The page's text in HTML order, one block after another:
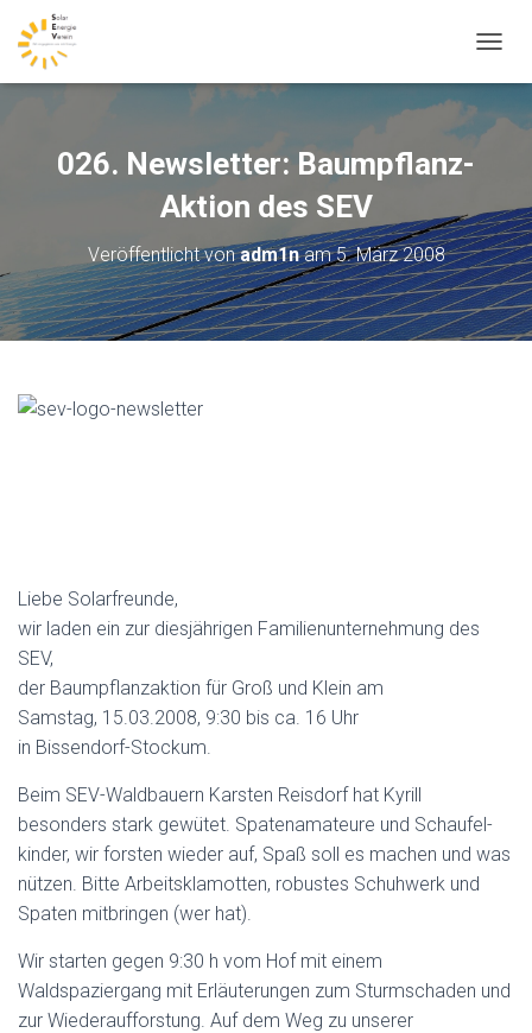
A
I
I
O
N
U
M
S
026. Newsletter: Baumpflanz-
Aktion des SEV
Veröffentlicht vonadm1nam5. März 2008
Liebe Solarfreunde,
wir laden ein zur diesjährigen Familienunternehmung des
SEV,
der Baumpflanzaktion für Groß und Klein am
Samstag, 15.03.2008, 9:30 bis ca. 16 Uhr
in Bissendorf-Stockum.
Beim SEV-Waldbauern Karsten Reisdorf hat Kyrill
besonders stark gewütet. Spatenamateure und Schaufel­
kinder, wir forsten wieder auf, Spaß soll es machen und was
nützen. Bitte Arbeitsklamotten, robustes Schuhwerk und
Spaten mitbringen (wer hat).
Wir starten gegen 9:30 h vom Hof mit einem
Waldspaziergang mit Erläuterungen zum Sturmschaden und
zur Wiederaufforstung. Auf dem Weg zu unserer